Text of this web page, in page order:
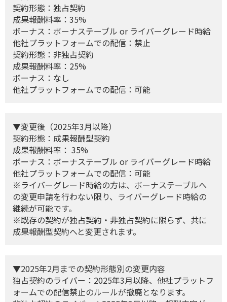
契約形態：独占契約
成果報酬料率：35%
ボーナス：ボーナステーブル or ライバーグレード時給
他社プラットフォームでの配信：禁止
契約形態：非独占契約
成果報酬料率：25%
ボーナス：なし
他社プラットフォームでの配信：可能
▼変更後（2025年3月以降）
契約形態：成果報酬型契約
成果報酬料率： 35%
ボーナス：ボーナステーブル or ライバーグレード時給
他社プラットフォームでの配信：可能
※ライバーグレード時給の方は、ボーナステーブルへ
の変更申請を行わない限り、ライバーグレード時給の
継続が可能です。
※既存の契約が独占契約・非独占契約に限らず、共に
成果報酬型契約へと変更されます。
▼2025年2月までの契約形態別の変更内容
独占契約のライバー：2025年3月以降、他社プラットフ
ォームでの配信禁止のルールが撤廃となります。